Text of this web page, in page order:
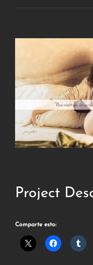
Project
Comparte esto: